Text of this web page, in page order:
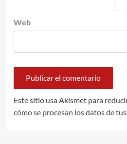
Web
Este sitio usa Akismet para
cómo se procesan los datos de